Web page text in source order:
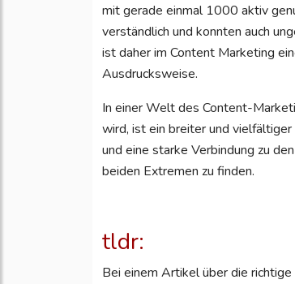
mit gerade einmal 1000 aktiv
verständlich und konnten auch
ist daher im Content Marketing
Ausdrucksweise.
In einer Welt des Content-
wird, ist ein breiter und
und eine starke Verbindung zu
beiden Extremen zu finden.
tldr:
Bei einem Artikel über die